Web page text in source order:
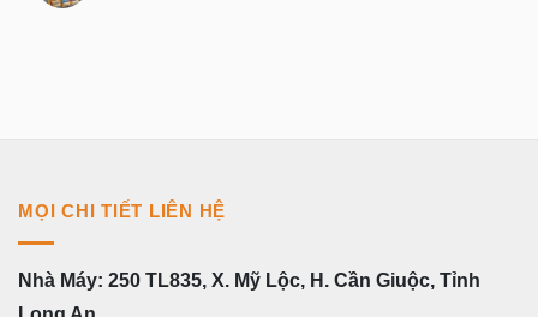
MỌI CHI TIẾT LIÊN HỆ
Nhà Máy: 250 TL835, X. Mỹ Lộc, H. Cần Giuộc, Tỉnh